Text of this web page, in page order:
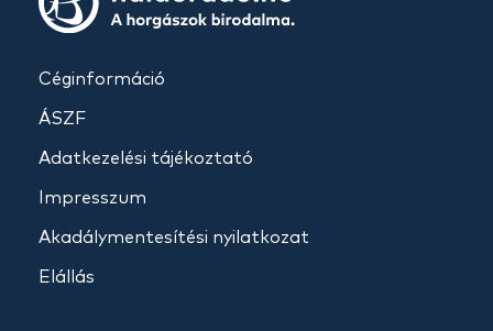
Céginformáció
ÁSZF
Adatkezelési tájékoztató
Impresszum
Akadálymentesítési nyilatkozat
Elállás